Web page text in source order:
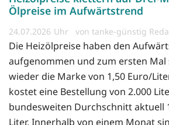
Ölpreise im Aufwärtstrend
24.07.2026 von tanke-günstig
Die Heizölpreise haben den
aufgenommen und zum ersten Mal
wieder die Marke von 1,50 Euro/
kostet eine Bestellung von 2.000
bundesweiten Durchschnitt aktuell
Liter. Innerhalb von einem Monat